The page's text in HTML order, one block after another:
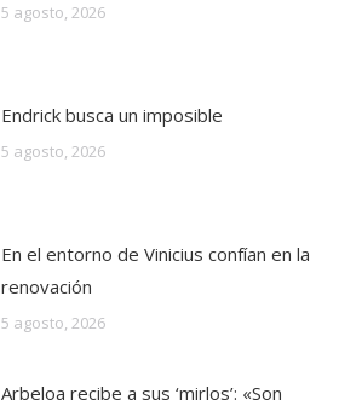
5 agosto, 2026
Endrick busca un imposible
5 agosto, 2026
En el entorno de Vinicius confían en la
renovación
5 agosto, 2026
Arbeloa recibe a sus ‘mirlos’: «Son